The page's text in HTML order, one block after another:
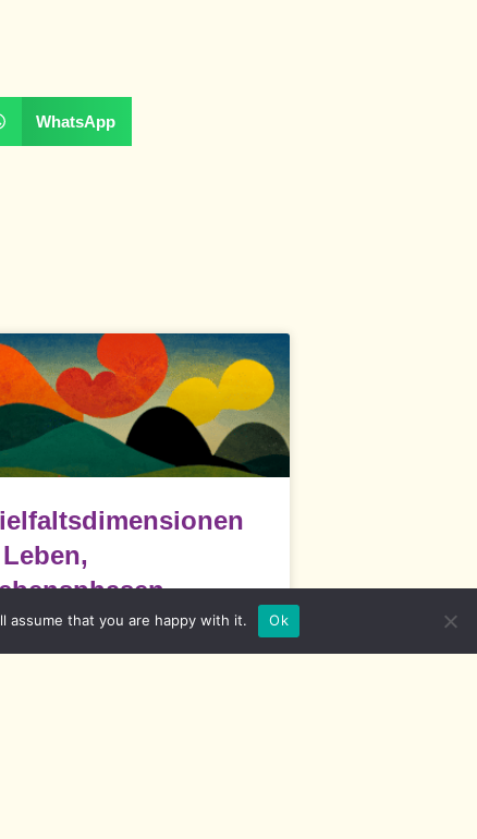
WhatsApp
– Lebensphasen Für Kinder ist
wichtig, spielen, lachen, sich
that you are happy with it. Ok